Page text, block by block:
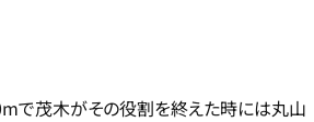
で茂木がその役割を終えた時には丸山